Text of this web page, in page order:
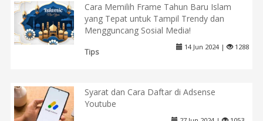
Cara Memilih Frame Tahun Baru Islam
yang Tepat untuk Tampil Trendy dan
Mengguncang Sosial Media!
Tips
14 Jun 2024 | 1288
Syarat dan Cara Daftar di Adsense
Youtube